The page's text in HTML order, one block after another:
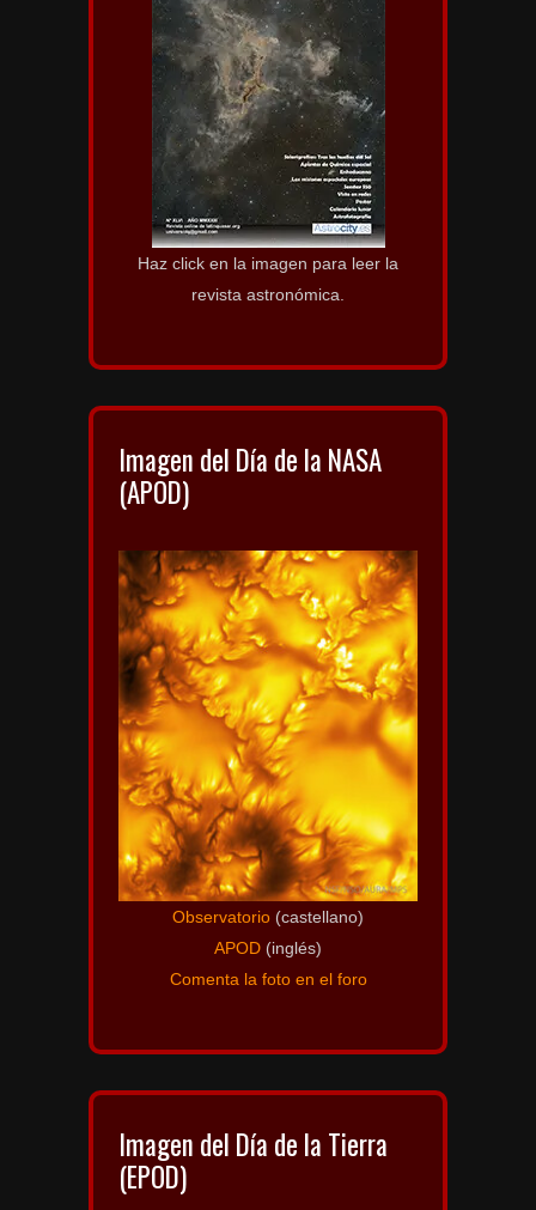
Haz click en la imagen para leer la
revista astronómica.
Imagen del Día de la NASA
(APOD)
Observatorio (castellano)
APOD (inglés)
Comenta la foto en el foro
Imagen del Día de la Tierra
(EPOD)